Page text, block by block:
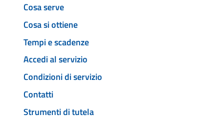
Cosa serve
Cosa si ottiene
Tempi e scadenze
Accedi al servizio
Condizioni di servizio
Contatti
Strumenti di tutela